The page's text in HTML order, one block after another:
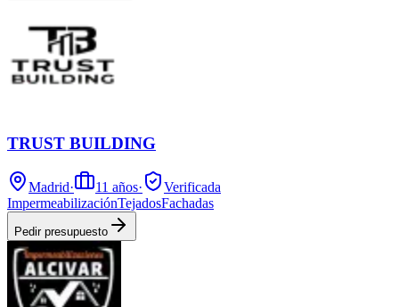
TRUST BUILDING
Madrid· 11 años·
Verificada
ImpermeabilizaciónTejadosFachadas
Pedir presupuesto